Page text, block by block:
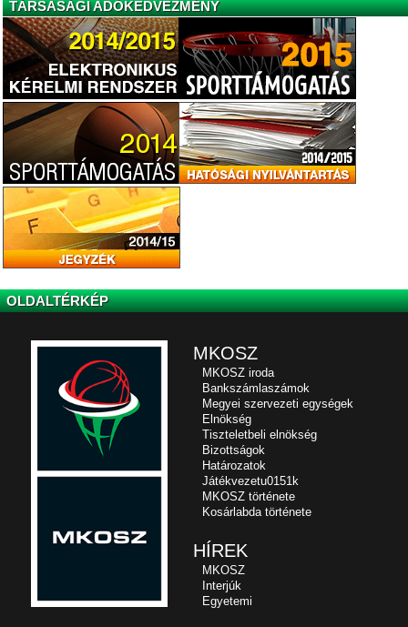
TÁRSASÁGI ADÓKEDVEZMÉNY
OLDALTÉRKÉP
MKOSZ
MKOSZ iroda
Bankszámlaszámok
Megyei szervezeti egységek
Elnökség
Tiszteletbeli elnökség
Bizottságok
Határozatok
Játékvezetu0151k
MKOSZ története
Kosárlabda története
HÍREK
MKOSZ
Interjúk
Egyetemi